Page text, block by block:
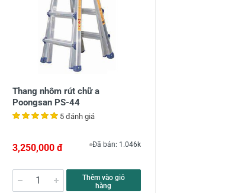
Thang nhôm rút chữ a
Poongsan PS-44
5 đánh giá
3,250,000 đ Đã bán: 1.046k
Thêm vào giỏ
hàng